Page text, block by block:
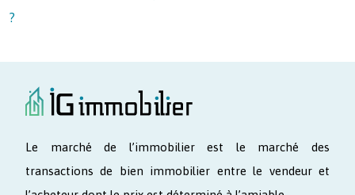
?
Le marché de l’immobilier est le marché des
transactions de bien immobilier entre le vendeur et